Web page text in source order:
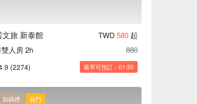
文旅 新泰館 TWD 580 起
人房 2h
880
(2274) 最早可預訂：01:30
加碼禮 熱門